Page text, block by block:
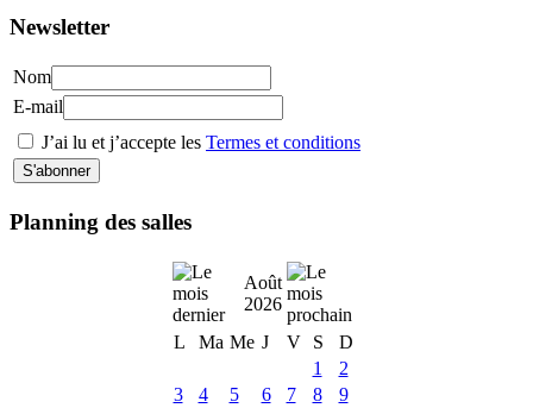
Newsletter
Nom
E-mail
J’ai lu et j’accepte les Termes et conditions
Planning des salles
Août
2026
L
Ma Me J V S
D
1
2
3
4 5 6 7 8
9